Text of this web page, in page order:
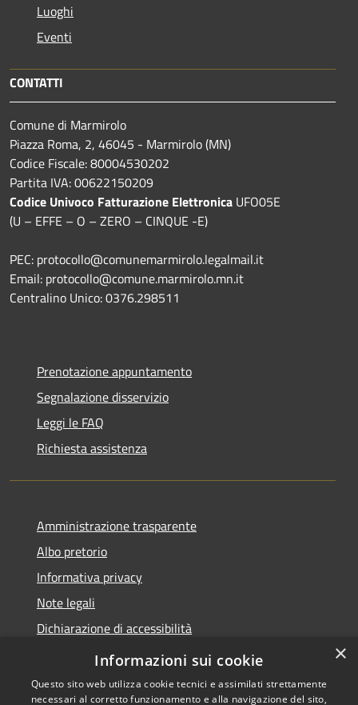
Luoghi
Eventi
CONTATTI
Comune di Marmirolo
Piazza Roma, 2, 46045 - Marmirolo (MN)
Codice Fiscale: 80004530202
Partita IVA: 00622150209
Codice Univoco Fatturazione Elettronica UFO05E
(U – EFFE – O – ZERO – CINQUE -E)
PEC: protocollo@comunemarmirolo.legalmail.it
Email: protocollo@comune.marmirolo.mn.it
Centralino Unico: 0376.298511
Prenotazione appuntamento
Segnalazione disservizio
Leggi le FAQ
Richiesta assistenza
Amministrazione trasparente
Albo pretorio
Informativa privacy
Note legali
Dichiarazione di accessibilità
Obiettivi di accessibilità
×
Informazioni sui cookie
Questo sito web utilizza cookie tecnici e assimilati strettamente
necessari al corretto funzionamento e alla navigazione del sito,